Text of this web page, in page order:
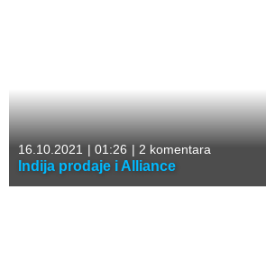
16.10.2021 | 01:26 | 2 komentara
Indija prodaje i Alliance